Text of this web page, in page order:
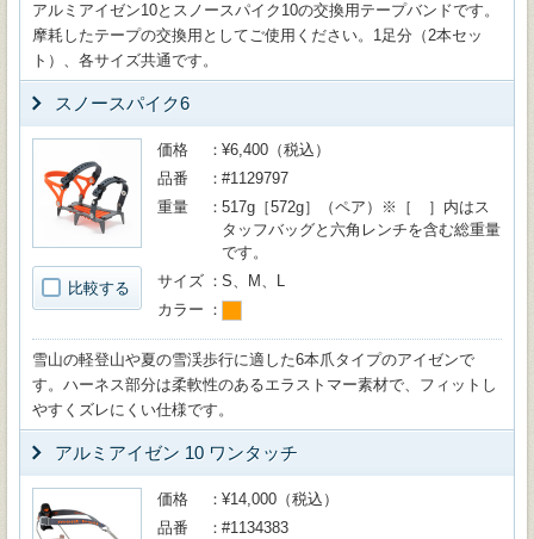
アルミアイゼン10とスノースパイク10の交換用テープバンドです。
摩耗したテープの交換用としてご使用ください。1足分（2本セッ
ト）、各サイズ共通です。
スノースパイク6
比較する
価格
¥6,400（税込）
品番
#1129797
重量
517g［572g］（ペア）※［ ］内はス
タッフバッグと六角レンチを含む総重量
です。
サイズ
S、M、L
カラー
雪山の軽登山や夏の雪渓歩行に適した6本爪タイプのアイゼンで
す。ハーネス部分は柔軟性のあるエラストマー素材で、フィットし
やすくズレにくい仕様です。
アルミアイゼン 10 ワンタッチ
価格
¥14,000（税込）
品番
#1134383